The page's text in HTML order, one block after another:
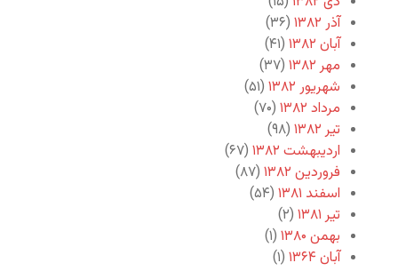
آذر ۱۳۸۲
(۳۶)
آبان ۱۳۸۲
(۴۱)
مهر ۱۳۸۲
(۳۷)
شهریور ۱۳۸۲
(۵۱)
مرداد ۱۳۸۲
(۷۰)
تیر ۱۳۸۲
(۹۸)
اردیبهشت ۱۳۸۲
(۶۷)
فروردین ۱۳۸۲
(۸۷)
اسفند ۱۳۸۱
(۵۴)
تیر ۱۳۸۱
(۲)
بهمن ۱۳۸۰
(۱)
آبان ۱۳۶۴
(۱)